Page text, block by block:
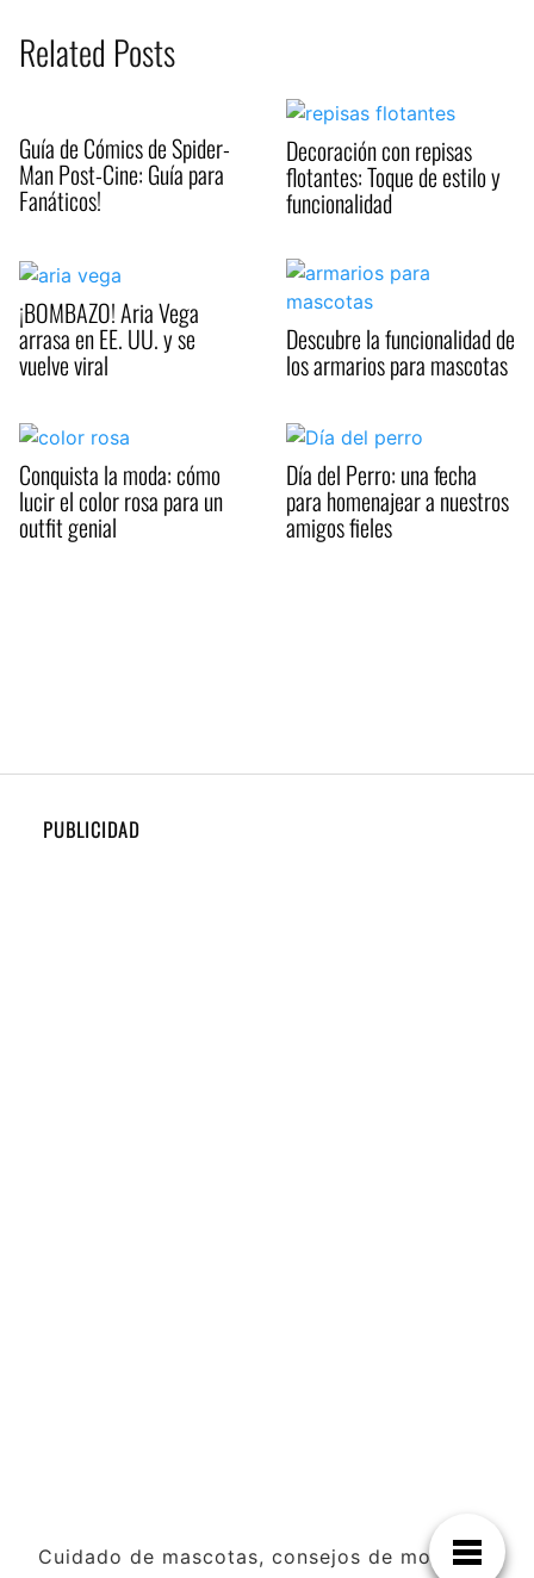
Related Posts
Guía de Cómics de Spider-
Man Post-Cine: Guía para
Fanáticos!
Decoración con repisas
flotantes: Toque de estilo y
funcionalidad
¡BOMBAZO! Aria Vega
arrasa en EE. UU. y se
vuelve viral
Descubre la funcionalidad de
los armarios para mascotas
Conquista la moda: cómo
lucir el color rosa para un
outfit genial
Día del Perro: una fecha
para homenajear a nuestros
amigos fieles
PUBLICIDAD
Cuidado de mascotas, consejos de moda y